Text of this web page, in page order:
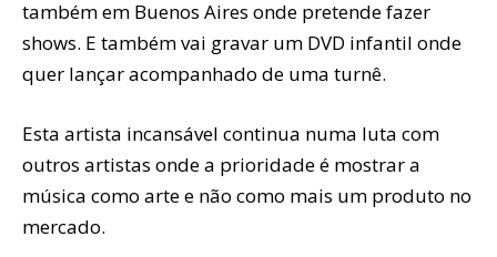
também em Buenos Aires onde pretende fazer
shows. E também vai gravar um DVD infantil onde
quer lançar acompanhado de uma turnê.
Esta artista incansável continua numa luta com
outros artistas onde a prioridade é mostrar a
música como arte e não como mais um produto no
mercado.